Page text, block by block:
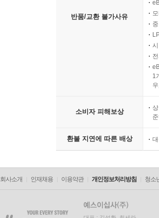
반품/교환 불가사유
1
소비자 피해보상
환불 지연에 따른 배상
회사소개 인재채용 이용약관 개인정보처리방침 청소